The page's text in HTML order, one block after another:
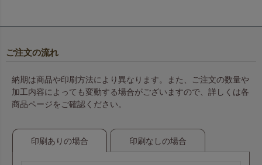
ご注文の流れ
納期は商品や印刷方法により異なります。また、ご注文の数量や
加工内容によっても変動する場合がございますので、詳しくは各
商品ページをご確認ください。
印刷ありの場合 印刷なしの場合